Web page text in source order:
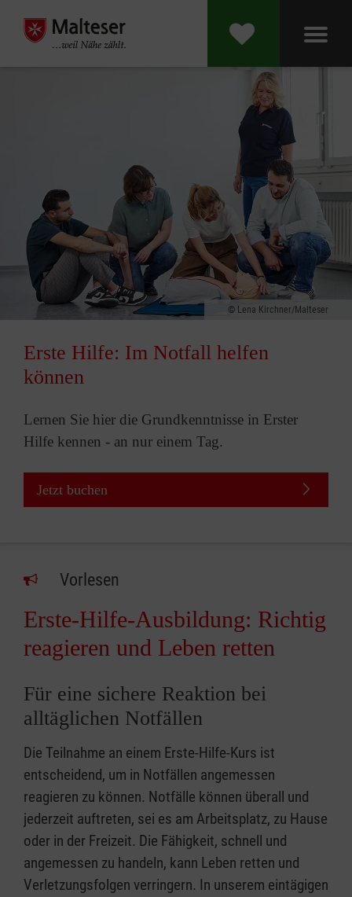
Lena Kirchner/Malteser
Erste Hilfe: Im Notfall helfen
können
Lernen Sie hier die Grundkenntnisse in Erster
Hilfe kennen - an nur einem Tag.
Jetzt buchen
Vorlesen
Erste-Hilfe-Ausbildung: Richtig
reagieren und Leben retten
Für eine sichere Reaktion bei
alltäglichen Notfällen
Die Teilnahme an einem Erste-Hilfe-Kurs ist
entscheidend, um in Notfällen angemessen
reagieren zu können. Notfälle können überall und
jederzeit auftreten, sei es am Arbeitsplatz, zu Hause
oder in der Freizeit. Die Fähigkeit, schnell und
angemessen zu handeln, kann Leben retten und
Verletzungsfolgen verringern. In unserem eintägigen